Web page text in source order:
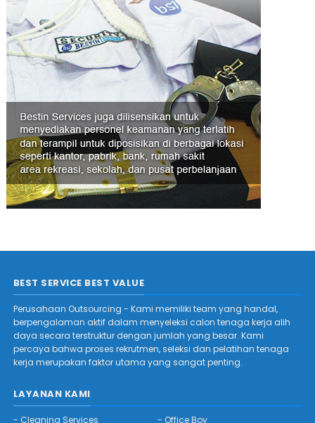
BEST SERVICE BEST VALUE
Perusahaan Outsourcing - Kami memiliki team yang handal,
berpengalaman aktif dalam menyeleksi calon tenaga kerja alih
daya secara terstruktur dengan jumlah yang besar. Kami
percaya bahwa proses rekrutmen, seleksi dan pelatihan tenaga
kerja merupakan faktor utama yang sangat penting.
LAYANAN KAMI
- Cleaning Services - Office Boy